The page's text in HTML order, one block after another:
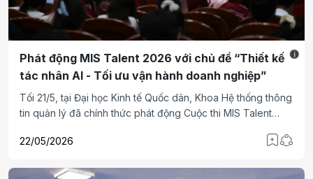
Phát động MIS Talent 2026 với chủ đề “Thiết kế
tác nhân AI - Tối ưu vận hành doanh nghiệp”
Tối 21/5, tại Đại học Kinh tế Quốc dân, Khoa Hệ thống thông
tin quản lý đã chính thức phát động Cuộc thi MIS Talent
hành doanh nghiệp”, dành cho sinh viên các trường đại
22/05/2026
i